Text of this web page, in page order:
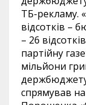
ТБ-рекламу.
відсотків –
– 26
партійну
мільйони
спрямував